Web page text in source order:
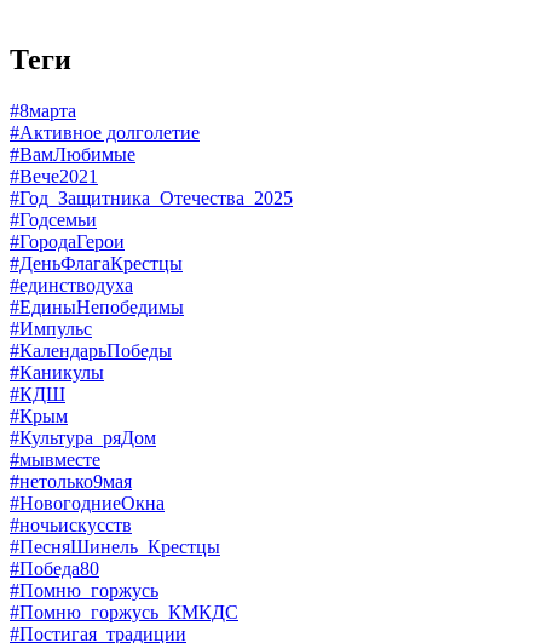
Теги
#8марта
#Активное долголетие
#ВамЛюбимые
#Вече2021
#Год_Защитника_Отечества_2025
#Годсемьи
#ГородаГерои
#ДеньФлагаКрестцы
#единстводуха
#ЕдиныНепобедимы
#Импульс
#КалендарьПобеды
#Каникулы
#КДШ
#Крым
#Культура_ряДом
#мывместе
#нетолько9мая
#НовогодниеОкна
#ночьискусств
#ПесняШинель_Крестцы
#Победа80
#Помню_горжусь
#Помню_горжусь_КМКДС
#Постигая_традиции